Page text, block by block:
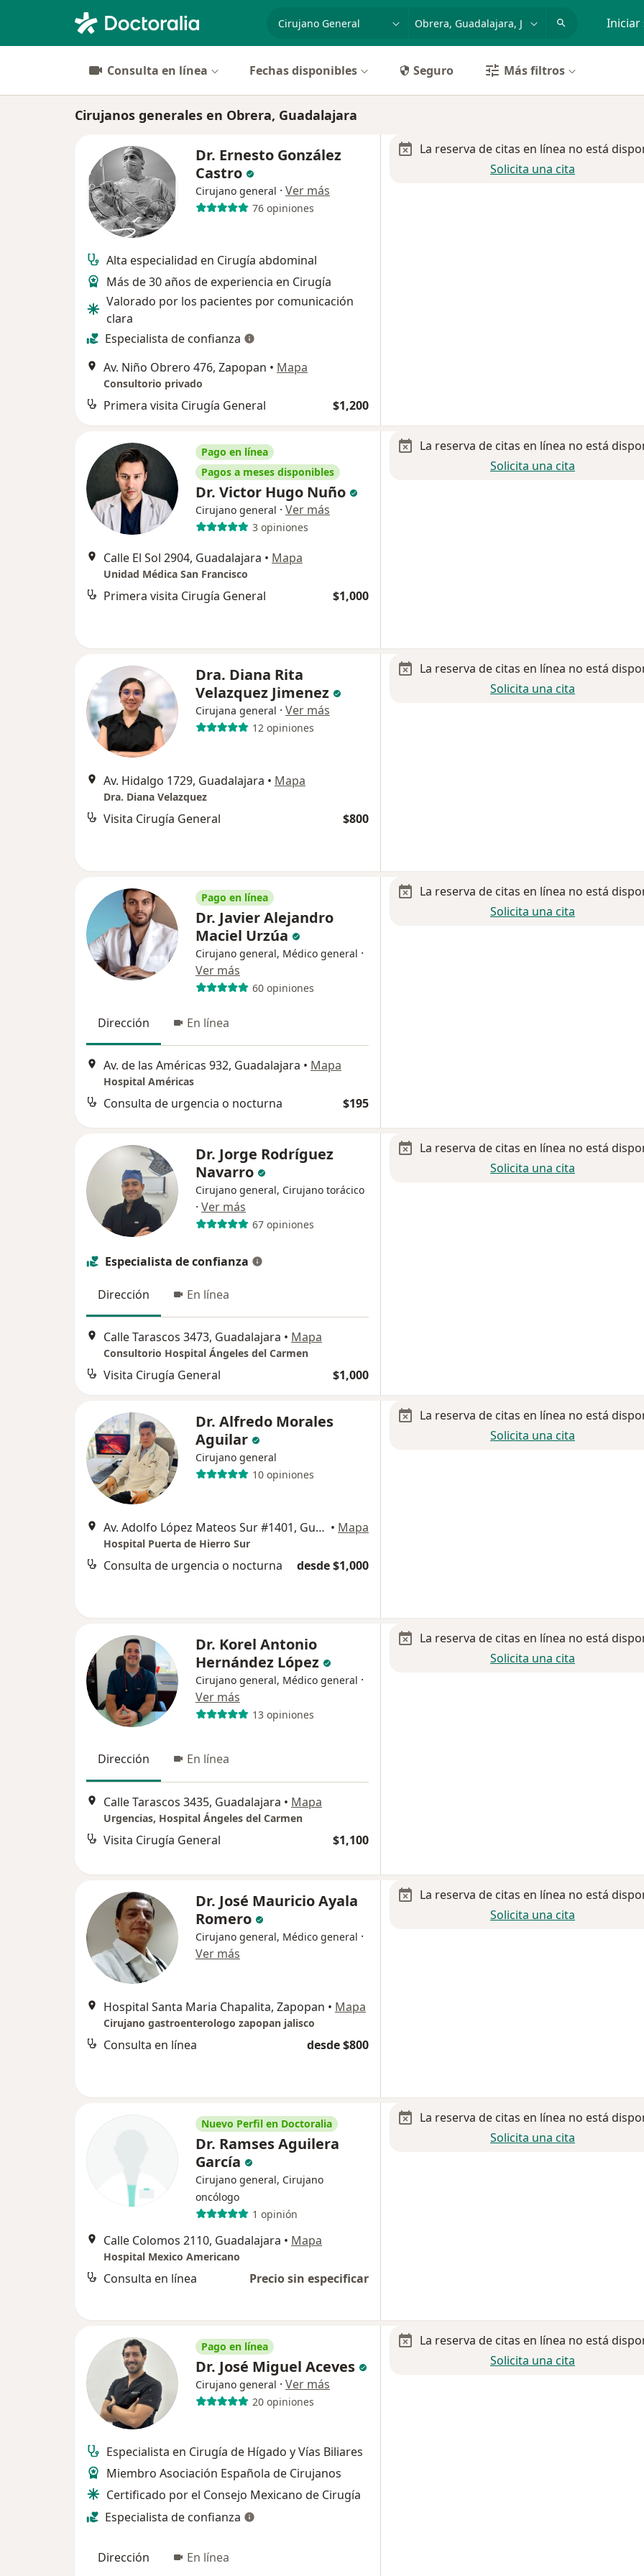
Iniciar
Consulta en línea Fechas disponibles Seguro Más filtros
Cirujanos generales en Obrera, Guadalajara
Dr. Ernesto González
Castro
Cirujano general · Ver más
76 opiniones
Alta especialidad en Cirugía abdominal
Más de 30 años de experiencia en Cirugía
Valorado por los pacientes por comunicación
clara
Especialista de confianza
Av. Niño Obrero 476, Zapopan • Mapa
Consultorio privado
Primera visita Cirugía General $1,200
La reserva de citas en línea no está
Solicita una cita
Pago en línea
Pagos a meses disponibles
Dr. Victor Hugo Nuño
Cirujano general · Ver más
3 opiniones
Calle El Sol 2904, Guadalajara • Mapa
Unidad Médica San Francisco
Primera visita Cirugía General $1,000
La reserva de citas en línea no está
Solicita una cita
Dra. Diana Rita
Velazquez Jimenez
Cirujana general · Ver más
12 opiniones
Av. Hidalgo 1729, Guadalajara • Mapa
Dra. Diana Velazquez
Visita Cirugía General $800
La reserva de citas en línea no está
Solicita una cita
Pago en línea
Dr. Javier Alejandro
Maciel Urzúa
Cirujano general, Médico general ·
Ver más
60 opiniones
Dirección En línea
Av. de las Américas 932, Guadalajara • Mapa
Hospital Américas
Consulta de urgencia o nocturna $195
La reserva de citas en línea no está
Solicita una cita
Dr. Jorge Rodríguez
Navarro
Cirujano general, Cirujano torácico
· Ver más
67 opiniones
Especialista de confianza
Dirección En línea
Calle Tarascos 3473, Guadalajara • Mapa
Consultorio Hospital Ángeles del Carmen
Visita Cirugía General $1,000
La reserva de citas en línea no está
Solicita una cita
Dr. Alfredo Morales
Aguilar
Cirujano general
10 opiniones
Av. Adolfo López Mateos Sur #1401, Guadalajara • Mapa
Hospital Puerta de Hierro Sur
Consulta de urgencia o nocturna desde $1,000
La reserva de citas en línea no está
Solicita una cita
Dr. Korel Antonio
Hernández López
Cirujano general, Médico general ·
Ver más
13 opiniones
Dirección En línea
Calle Tarascos 3435, Guadalajara • Mapa
Urgencias, Hospital Ángeles del Carmen
Visita Cirugía General $1,100
La reserva de citas en línea no está
Solicita una cita
Dr. José Mauricio Ayala
Romero
Cirujano general, Médico general ·
Ver más
Hospital Santa Maria Chapalita, Zapopan • Mapa
Cirujano gastroenterologo zapopan jalisco
Consulta en línea desde $800
La reserva de citas en línea no está
Solicita una cita
Nuevo Perfil en Doctoralia
Dr. Ramses Aguilera
García
Cirujano general, Cirujano
oncólogo
1 opinión
Calle Colomos 2110, Guadalajara • Mapa
Hospital Mexico Americano
Consulta en línea Precio sin especificar
La reserva de citas en línea no está
Solicita una cita
Pago en línea
Dr. José Miguel Aceves
Cirujano general · Ver más
20 opiniones
Especialista en Cirugía de Hígado y Vías Biliares
Miembro Asociación Española de Cirujanos
Certificado por el Consejo Mexicano de Cirugía
Especialista de confianza
Dirección En línea
La reserva de citas en línea no está
Solicita una cita